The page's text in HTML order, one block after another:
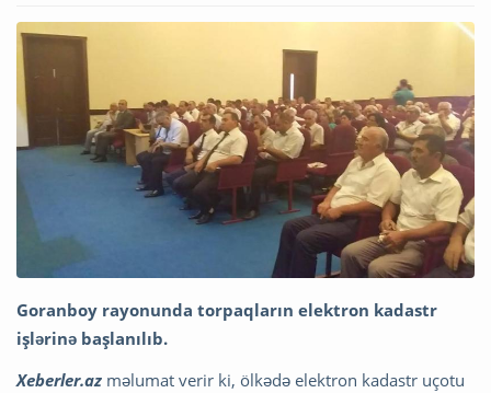
Goranboy rayonunda torpaqların elektron kadastr
işlərinə başlanılıb.
Xeberler.az məlumat verir ki, ölkədə elektron kadastr uçotu